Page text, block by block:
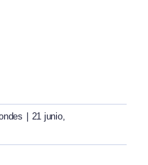
21 junio,